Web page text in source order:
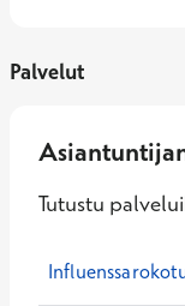
Palvelut
Tutustu